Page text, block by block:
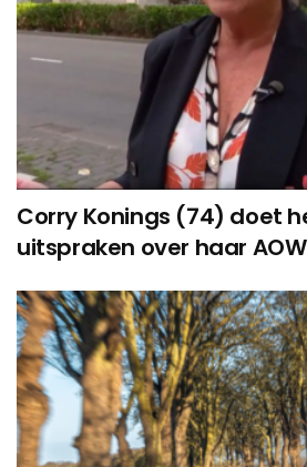
Corry Konings (74) doet
uitspraken over haar AOW